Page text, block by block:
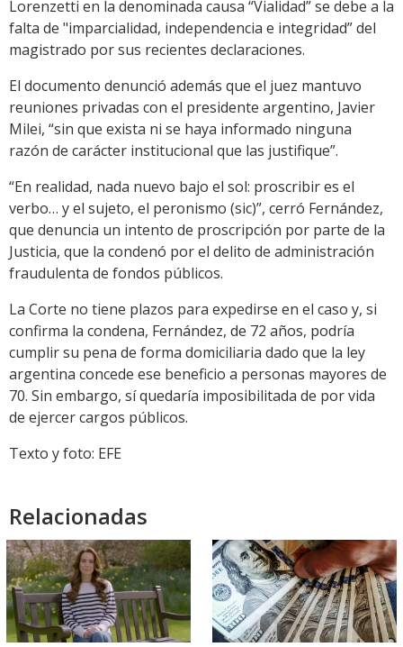
Lorenzetti en la denominada causa “Vialidad” se debe a la
falta de "imparcialidad, independencia e integridad” del
magistrado por sus recientes declaraciones.
El documento denunció además que el juez mantuvo
reuniones privadas con el presidente argentino, Javier
Milei, “sin que exista ni se haya informado ninguna
razón de carácter institucional que las justifique”.
“En realidad, nada nuevo bajo el sol: proscribir es el
verbo… y el sujeto, el peronismo (sic)”, cerró Fernández,
que denuncia un intento de proscripción por parte de la
Justicia, que la condenó por el delito de administración
fraudulenta de fondos públicos.
La Corte no tiene plazos para expedirse en el caso y, si
confirma la condena, Fernández, de 72 años, podría
cumplir su pena de forma domiciliaria dado que la ley
argentina concede ese beneficio a personas mayores de
70. Sin embargo, sí quedaría imposibilitada de por vida
de ejercer cargos públicos.
Texto y foto: EFE
Relacionadas